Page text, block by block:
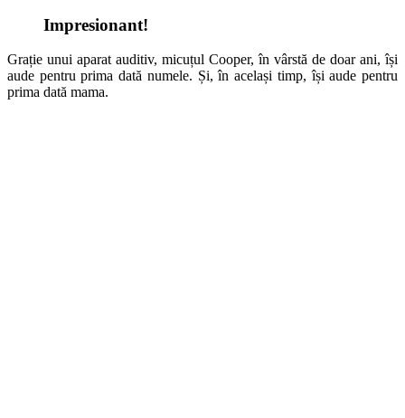
Impresionant!
Grație unui aparat auditiv, micuțul Cooper, în vârstă de doar ani, își
aude pentru prima dată numele. Și, în același timp, își aude pentru
prima dată mama.